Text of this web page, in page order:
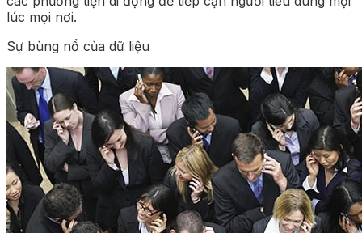
lúc mọi nơi.
Sự bùng nổ của dữ liệu